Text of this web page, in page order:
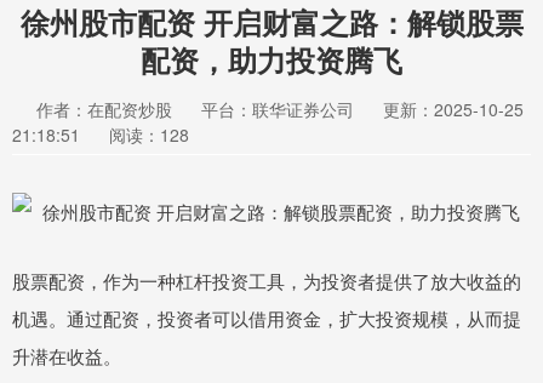
徐州股市配资 开启财富之路：解锁股票
配资，助力投资腾飞
作者：在配资炒股 平台：联华证券公司
更新：2025-10-25
21:18:51
阅读：128
股票配资，作为一种杠杆投资工具，为投资者提供了放大收益的
机遇。通过配资，投资者可以借用资金，扩大投资规模，从而提
升潜在收益。